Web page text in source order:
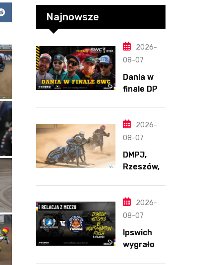
Reddit Najnowsze
2026-
08-07
Dania w
finale DPŚ.
przebieg
półfinału
Bikernieku
2026-
08-07
DMPJ,
Rzeszów,
wa,
5.06.2026
2026-
08-07
Ipswich
wygrało z